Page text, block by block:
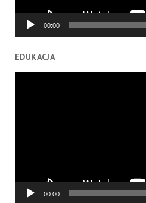
00:00
EDUKACJA
00:00